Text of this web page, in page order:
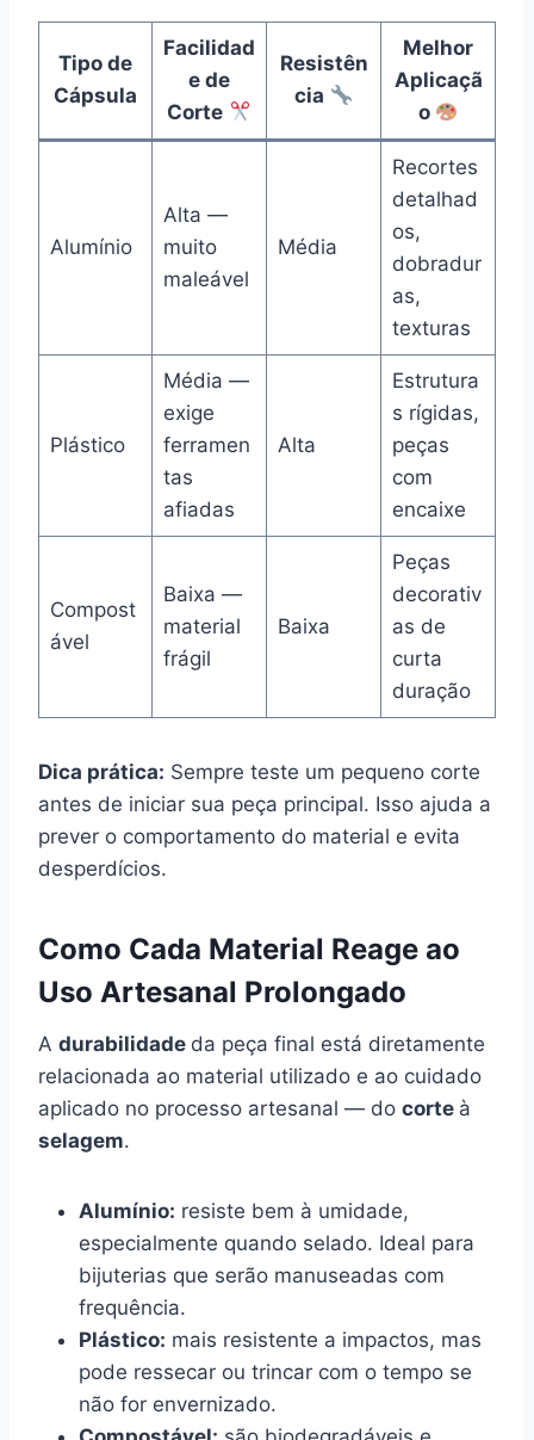
Tipo de
Cápsula
Facilidad
e de
Corte
Resistên
cia
Melhor
Aplicaçã
o
Alumínio
Alta —
muito
maleável
Média
Recortes
detalhad
os,
dobradur
as,
texturas
Plástico
Média —
exige
ferramen
tas
afiadas
Alta
Estrutura
s rígidas,
peças
com
encaixe
Compost
ável
Baixa —
material
frágil
Baixa
Peças
decorativ
as de
curta
duração
Dica prática: Sempre teste um pequeno corte
antes de iniciar sua peça principal. Isso ajuda a
prever o comportamento do material e evita
desperdícios.
Como Cada Material Reage ao
Uso Artesanal Prolongado
A durabilidade da peça final está diretamente
relacionada ao material utilizado e ao cuidado
aplicado no processo artesanal — do corte à
selagem.
Alumínio: resiste bem à umidade,
especialmente quando selado. Ideal para
bijuterias que serão manuseadas com
frequência.
Plástico: mais resistente a impactos, mas
pode ressecar ou trincar com o tempo se
não for envernizado.